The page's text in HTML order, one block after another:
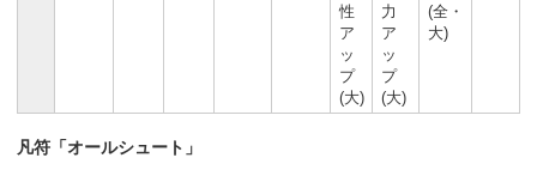
性
ア
ッ
プ
(大)
力
ア
ッ
プ
(大)
(全・
大)
凡符「オールシュート」